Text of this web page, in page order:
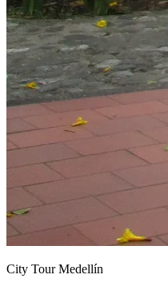
City Tour Medellín